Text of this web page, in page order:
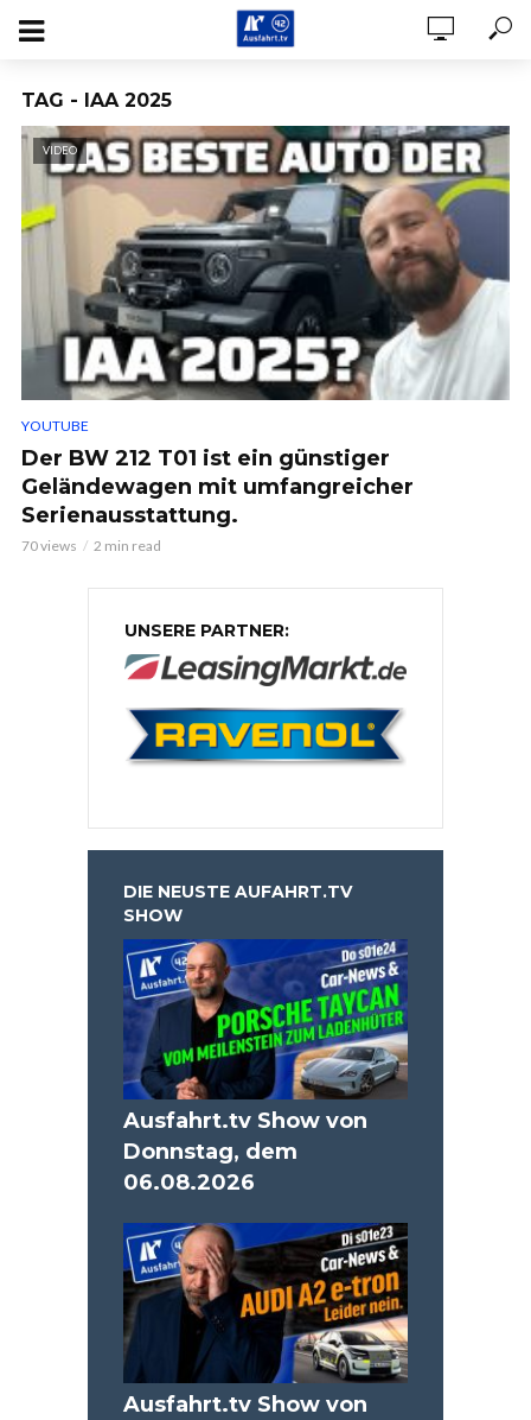
TAG - IAA 2025
VIDEO
YOUTUBE
Der BW 212 T01 ist ein günstiger
Geländewagen mit umfangreicher
Serienausstattung.
70 views 2 min read
UNSERE PARTNER:
DIE NEUSTE AUFAHRT.TV
SHOW
Ausfahrt.tv Show von
Donnstag, dem
06.08.2026
Ausfahrt.tv Show von